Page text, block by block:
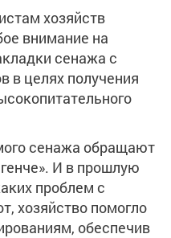
хозяйств
внимание на
сенажа с
в целях получения
сенажа обращают
И в прошлую
проблем с
хозяйство помогло
обеспечив